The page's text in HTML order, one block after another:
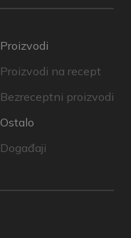
Proizvodi
Proizvodi na recept
Bezreceptni proizvodi
Ostalo
Događaji